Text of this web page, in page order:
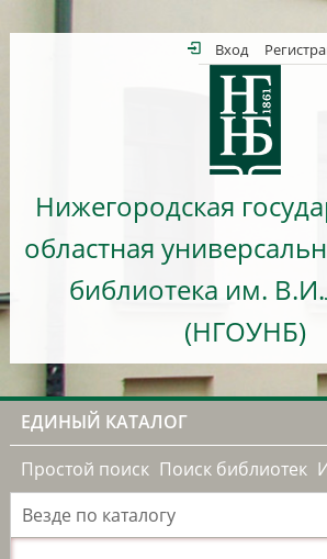
Вход
Нижегородская
областная
библиотека им.
(НГОУНБ)
ЕДИНЫЙ КАТАЛОГ
Простой поиск Поиск библиотек
Везде по каталогу